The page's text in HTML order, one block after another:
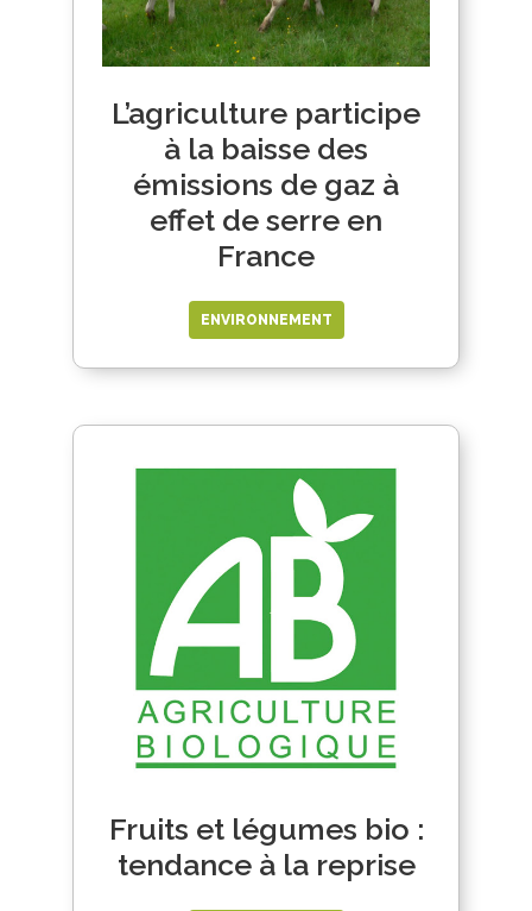
L’agriculture participe
à la baisse des
émissions de gaz à
effet de serre en
France
ENVIRONNEMENT
Fruits et légumes bio :
tendance à la reprise